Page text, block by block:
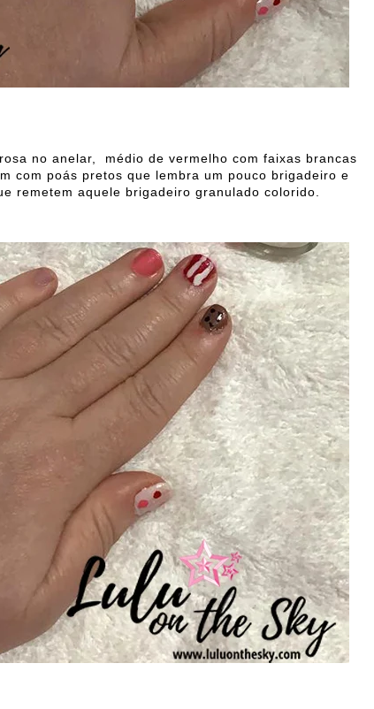
no anelar, médio de vermelho com faixas brancas
com poás pretos que lembra um pouco brigadeiro e
remetem aquele brigadeiro granulado colorido.